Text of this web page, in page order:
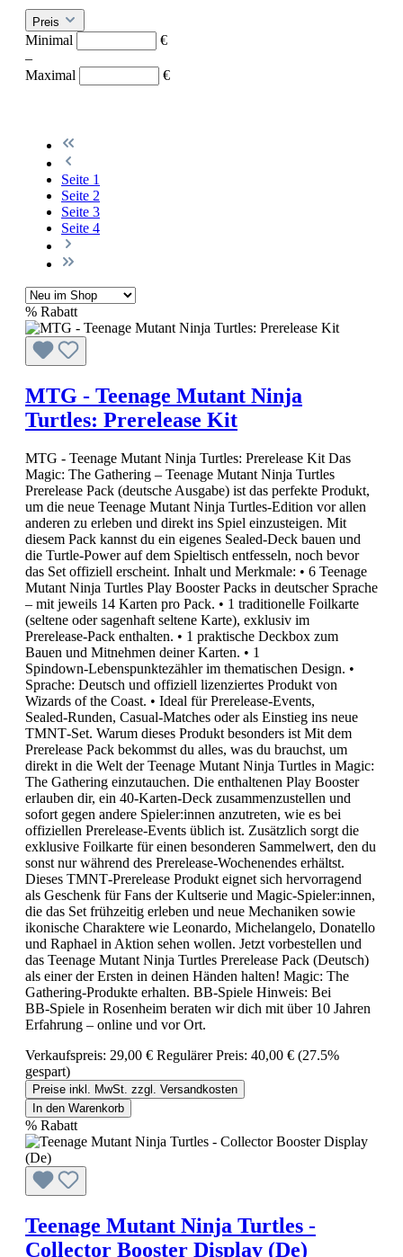
Preis
Minimal
€
–
Maximal
€
Seite 1
Seite 2
Seite 3
Seite 4
% Rabatt
MTG - Teenage Mutant Ninja
Turtles: Prerelease Kit
MTG - Teenage Mutant Ninja Turtles: Prerelease Kit Das
Magic: The Gathering – Teenage Mutant Ninja Turtles
Prerelease Pack (deutsche Ausgabe) ist das perfekte Produkt,
um die neue Teenage Mutant Ninja Turtles‑Edition vor allen
anderen zu erleben und direkt ins Spiel einzusteigen. Mit
diesem Pack kannst du ein eigenes Sealed‑Deck bauen und
die Turtle‑Power auf dem Spieltisch entfesseln, noch bevor
das Set offiziell erscheint. Inhalt und Merkmale: • 6 Teenage
Mutant Ninja Turtles Play Booster Packs in deutscher Sprache
– mit jeweils 14 Karten pro Pack. • 1 traditionelle Foilkarte
(seltene oder sagenhaft seltene Karte), exklusiv im
Prerelease‑Pack enthalten. • 1 praktische Deckbox zum
Bauen und Mitnehmen deiner Karten. • 1
Spindown‑Lebenspunktezähler im thematischen Design. •
Sprache: Deutsch und offiziell lizenziertes Produkt von
Wizards of the Coast. • Ideal für Prerelease‑Events,
Sealed‑Runden, Casual‑Matches oder als Einstieg ins neue
TMNT‑Set. Warum dieses Produkt besonders ist Mit dem
Prerelease Pack bekommst du alles, was du brauchst, um
direkt in die Welt der Teenage Mutant Ninja Turtles in Magic:
The Gathering einzutauchen. Die enthaltenen Play Booster
erlauben dir, ein 40‑Karten‑Deck zusammenzustellen und
sofort gegen andere Spieler:innen anzutreten, wie es bei
offiziellen Prerelease‑Events üblich ist. Zusätzlich sorgt die
exklusive Foilkarte für einen besonderen Sammelwert, den du
sonst nur während des Prerelease‑Wochenendes erhältst.
Dieses TMNT‑Prerelease Produkt eignet sich hervorragend
als Geschenk für Fans der Kultserie und Magic‑Spieler:innen,
die das Set frühzeitig erleben und neue Mechaniken sowie
ikonische Charaktere wie Leonardo, Michelangelo, Donatello
und Raphael in Aktion sehen wollen. Jetzt vorbestellen und
das Teenage Mutant Ninja Turtles Prerelease Pack (Deutsch)
als einer der Ersten in deinen Händen halten! Magic: The
Gathering‑Produkte erhalten. BB‑Spiele Hinweis: Bei
BB‑Spiele in Rosenheim beraten wir dich mit über 10 Jahren
Erfahrung – online und vor Ort.
Verkaufspreis: 29,00 € Regulärer Preis: 40,00 € (27.5%
gespart)
Preise inkl. MwSt. zzgl. Versandkosten
In den Warenkorb
% Rabatt
Teenage Mutant Ninja Turtles -
Collector Booster Display (De)